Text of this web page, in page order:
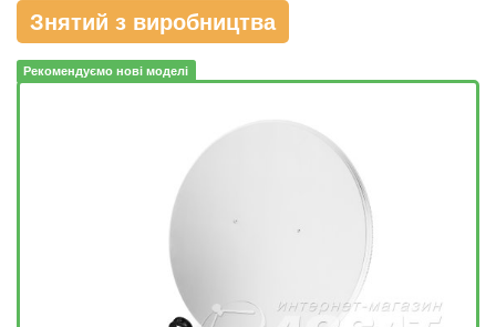
Знятий з виробництва
Рекомендуємо нові моделі